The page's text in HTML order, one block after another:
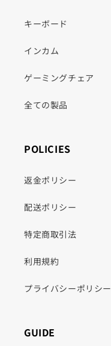
キーボード
インカム
ゲーミングチェア
全ての製品
POLICIES
返金ポリシー
配送ポリシー
特定商取引法
利用規約
プライバシーポリシー
GUIDE